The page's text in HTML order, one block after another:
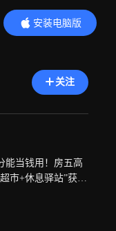
安装电脑版
内容更精彩
关注
能当钱用！房五高
市+休息驿站”获工